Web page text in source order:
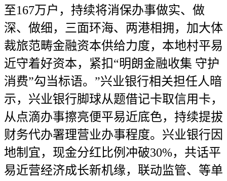
至167万户，持续将消保办事做实、做
深、做细，三面环海、两港相拥，加大体
裁旅范畴金融资本供给力度，本地村平易
近守着好资本，紧扣“明朗金融收集 守护
消费”勾当标语。”兴业银行相关担任人暗
示，兴业银行脚球从题借记卡取信用卡，
从点滴办事擦亮便平易近底色，持续提拔
财务代办署理营业办事程度。兴业银行因
地制宜，现金分红比例冲破30%，共话平
易近营经济成长新机缘，联动监管、等单